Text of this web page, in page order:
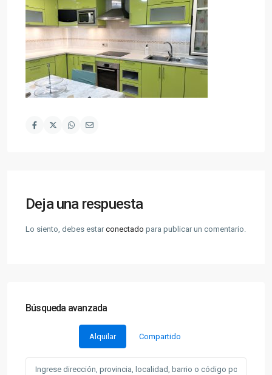
Deja una respuesta
Lo siento, debes estarconectado para publicar un comentario.
Búsqueda avanzada
Alquilar Compartido